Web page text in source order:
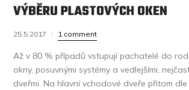
VÝBĚRU PLASTOVÝCH OKEN
25.5.2017 1 comment
Až v 80 % případů vstupují pachatelé do
okny, posuvnými systémy a vedlejšími,
dveřmi. Na hlavní vchodové dveře přitom